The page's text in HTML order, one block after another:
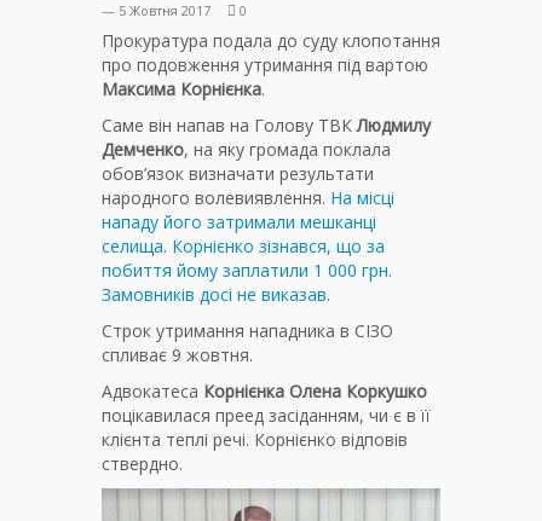
— 5 Жовтня 2017 0
Прокуратура подала до суду клопотання
про подовження утримання під вартою
Максима Корнієнка.
Саме він напав на Голову ТВКЛюдмилу
Демченко, на яку громада поклала
обов’язок визначати результати
народного волевиявлення. На місці
нападу його затримали мешканці
селища. Корнієнко зізнався, що за
побиття йому заплатили 1 000 грн.
Замовників досі не виказав.
Строк утримання нападника в СІЗО
спливає 9 жовтня.
Адвокатеса Корнієнка Олена Коркушко
поцікавилася преед засіданням, чи є в її
клієнта теплі речі. Корнієнко відповів
ствердно.